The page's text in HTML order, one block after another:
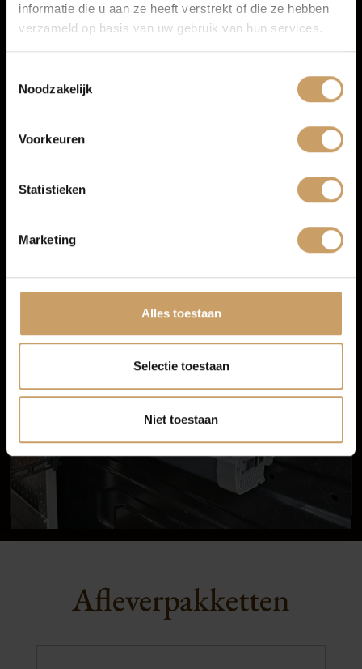
informatie die u aan ze heeft verstrekt of die ze hebben
verzameld op basis van uw gebruik van hun services.
Noodzakelijk
Voorkeuren
Statistieken
Marketing
Alles toestaan
Selectie toestaan
Niet toestaan
Afleverpakketten
Auto onderhoud
Over Autobedrijf De Baaij
Afleverpakketten